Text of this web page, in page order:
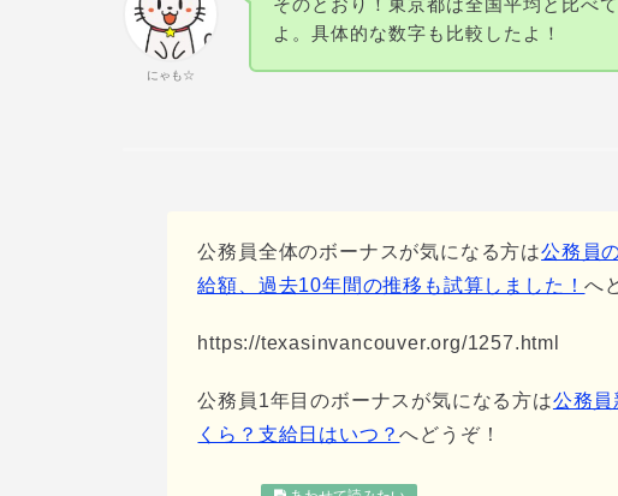
にゃも☆
そのとおり！東京都は全国平均と比べ
よ。具体的な数字も比較したよ！
公務員全体のボーナスが気になる方は公務員
給額、過去10年間の推移も試算しました！へ
https://texasinvancouver.org/1257.html
公務員1年目のボーナスが気になる方は公務員
くら？支給日はいつ？へどうぞ！